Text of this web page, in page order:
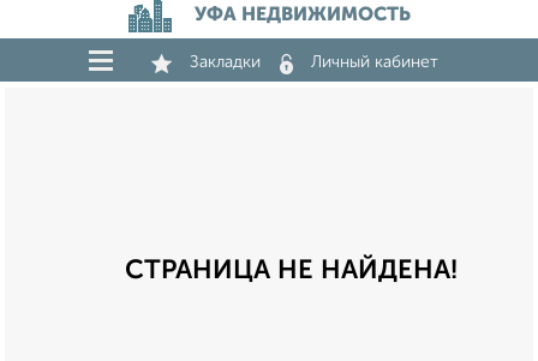
УФА НЕДВИЖИМОСТЬ
Закладки Личный кабинет
СТРАНИЦА НЕ НАЙДЕНА!